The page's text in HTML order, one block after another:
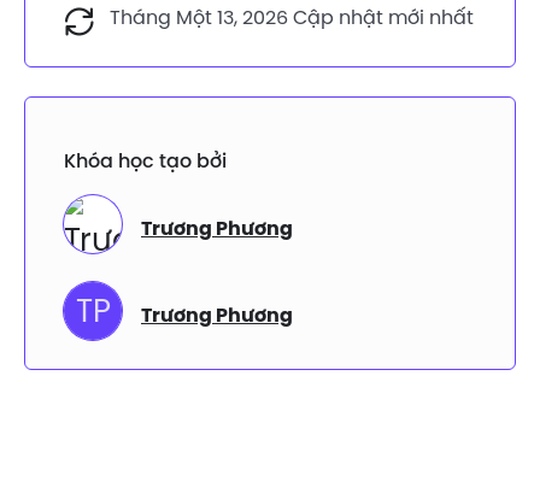
Tháng Một 13, 2026 Cập nhật mới nhất
Khóa học tạo bởi
Trương Phương
TP Trương Phương